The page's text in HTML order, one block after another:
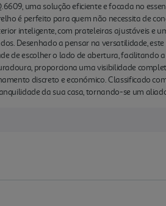
uma solução eficiente e focada no
é perfeito para quem não necessita de
inteligente, com prateleiras ajustáveis e
Desenhado a pensar na versatilidade,
de escolher o lado de abertura, facilitando
proporciona uma visibilidade
discreto e económico. Classificado
da sua casa, tornando-se um